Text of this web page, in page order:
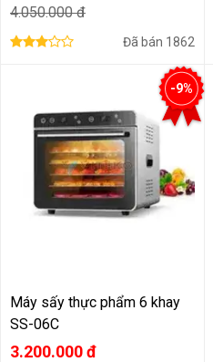
4.050.000 đ
Đã bán 1862
-9%
Máy sấy thực phẩm 6 khay
SS-06C
3.200.000 đ